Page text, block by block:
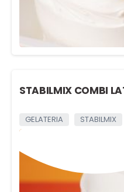
STABILMIX COMBI
GELATERIA STABILMIX